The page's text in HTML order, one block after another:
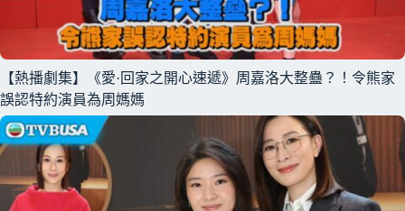
【熱播劇集】《愛·回家之開心速遞》周嘉洛大整蠱？！令熊家
誤認特約演員為周媽媽